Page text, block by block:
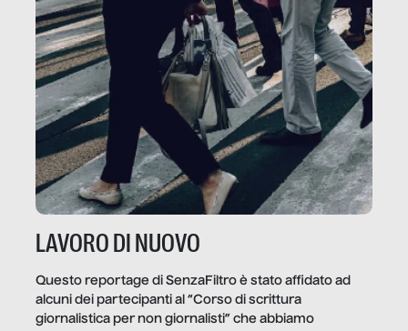
LAVORO DI NUOVO
Questo reportage di SenzaFiltro è stato affidato ad
alcuni dei partecipanti al “Corso di scrittura
giornalistica per non giornalisti” che abbiamo